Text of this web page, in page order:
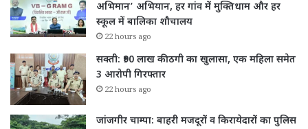
अभिमान’ अभियान, हर गांव में मुक्तिधाम और हर
स्कूल में बालिका शौचालय
22 hours ago
सक्ती: ₹90 लाख की ठगी का खुलासा, एक महिला समेत
3 आरोपी गिरफ्तार
22 hours ago
जांजगीर चाम्पा: बाहरी मजदूरों व किरायेदारों का पुलिस